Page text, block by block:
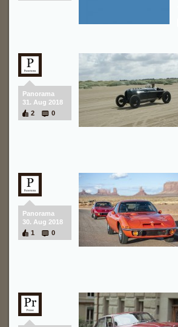
Panorama
31. Aug 2018
2
0
Panorama
30. Aug 2018
1
0